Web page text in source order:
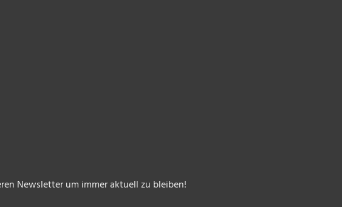
Newsletter um immer aktuell zu bleiben!